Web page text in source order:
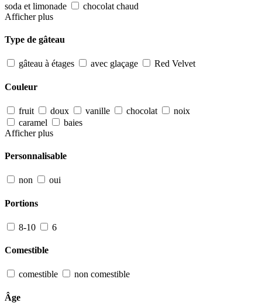
soda et limonade
chocolat chaud
Afficher plus
Type de gâteau
gâteau à étages avec glaçage Red Velvet
Couleur
fruit doux vanille chocolat
noix
caramel
baies
Afficher plus
Personnalisable
non oui
Portions
8-10 6
Comestible
comestible non comestible
Âge